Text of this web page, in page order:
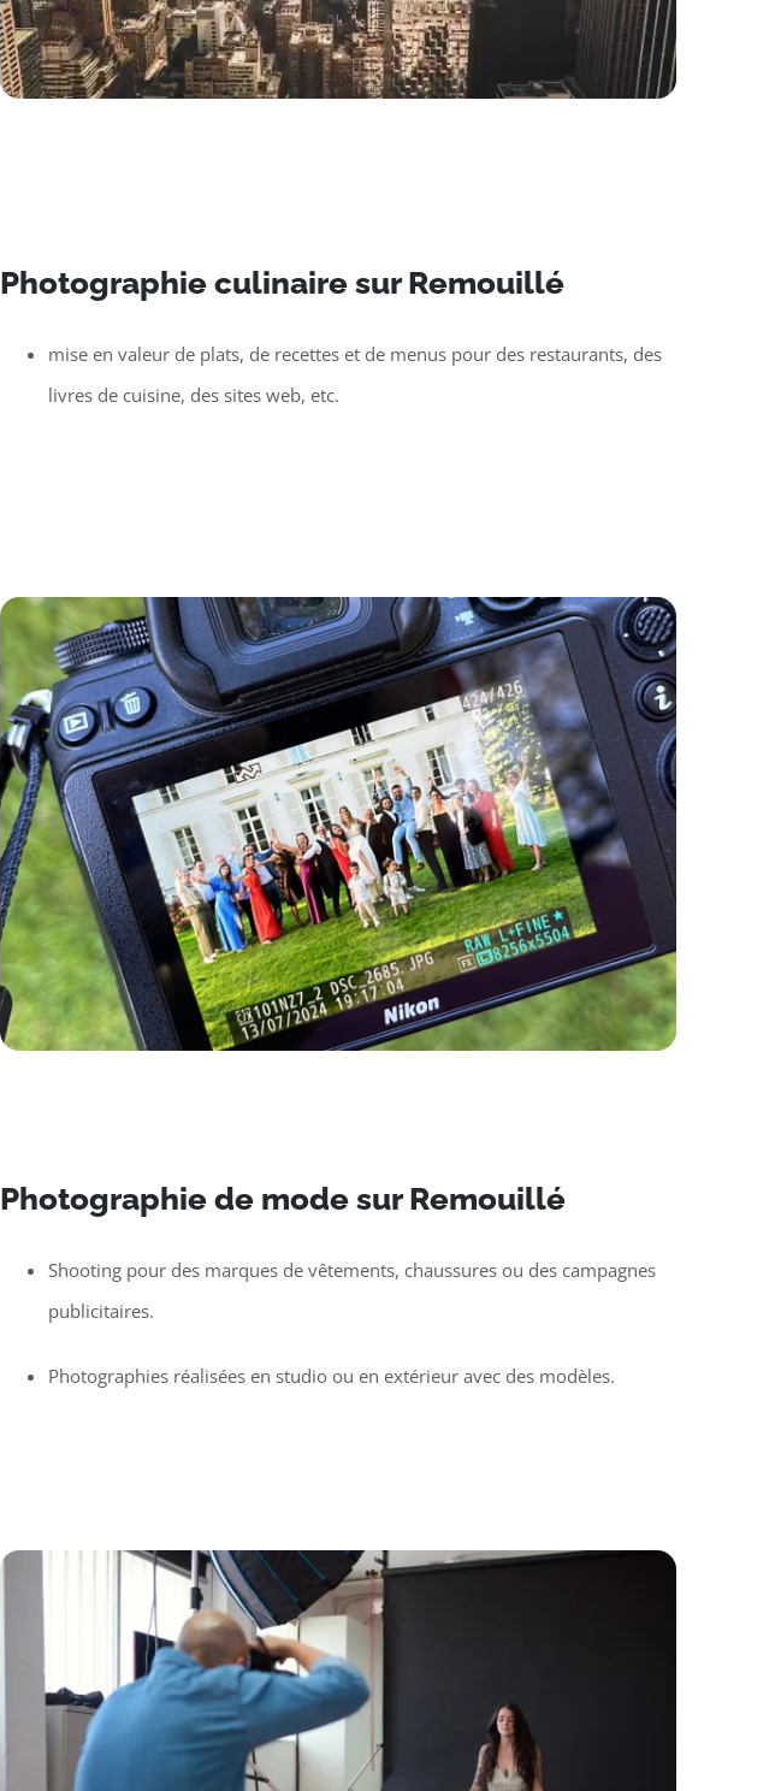
Photographie culinaire sur Remouillé
mise en valeur de plats, de recettes et de menus pour des restaurants, des
livres de cuisine, des sites web, etc.
Photographie de mode sur Remouillé
Shooting pour des marques de vêtements, chaussures ou des campagnes
publicitaires.
Photographies réalisées en studio ou en extérieur avec des modèles.